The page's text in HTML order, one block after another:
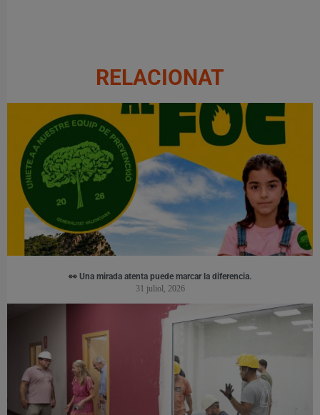
RELACIONAT
👀 Una mirada atenta puede marcar la diferencia.
31 juliol, 2026